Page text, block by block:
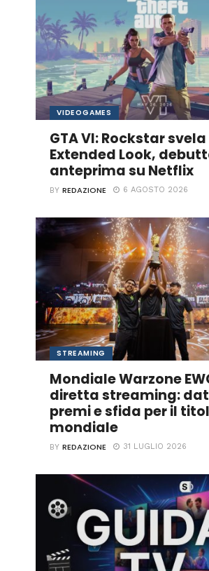
VIDEOGAMES
GTA VI: Rockstar
Extended Look,
anteprima su Netflix
BYREDAZIONE 6 AGOSTO 2026
STREAMING
Mondiale Warzone
diretta streaming:
premi e sfida per il
mondiale
BYREDAZIONE 31 LUGLIO 2026